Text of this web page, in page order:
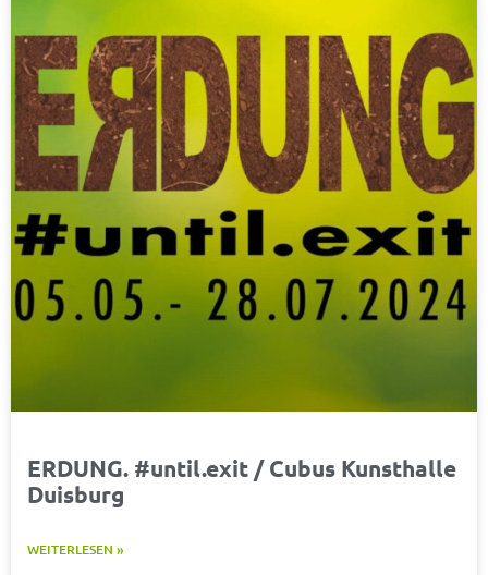
ERDUNG. #until.exit / Cubus Kunsthalle
Duisburg
WEITERLESEN »